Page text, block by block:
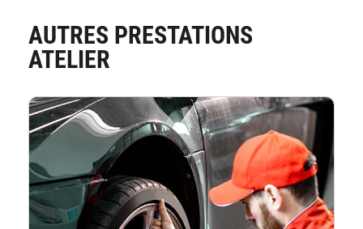
AUTRES PRESTATIONS
ATELIER